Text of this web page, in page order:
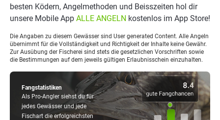
Fangstatistiken
Als Pro-Angler siehst du für
jedes Gewässer und jede
Fischart die erfolgreichsten
besten Ködern, Angelmethoden und Beisszeiten hol dir
unsere Mobile App ALLE ANGELN kostenlos im App Store!
Die Angaben zu diesem Gewässer sind User generated Content. Alle Angeln
übernimmt für die Vollständigkeit und Richtigkeit der Inhalte keine Gewähr.
Zur Ausübung der Fischerei sind stets die gesetzlichen Vorschriften sowie
die Bestimmungen auf dem jeweils gültigen Erlaubnisschein einzuhalten.